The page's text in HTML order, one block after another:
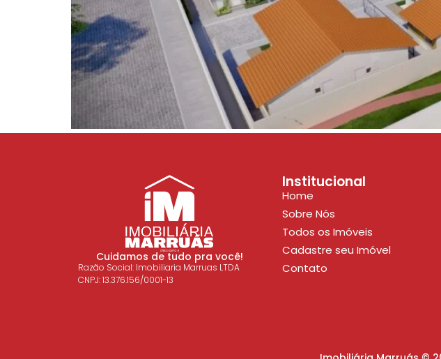
Cuidamos de tudo pra você!
Razão Social: Imobiliaria Marruas LTDA
CNPJ: 13.376.156/0001-13
Institucional
Home
Sobre Nós
Todos os Imóveis
Cadastre seu Imóvel
Contato